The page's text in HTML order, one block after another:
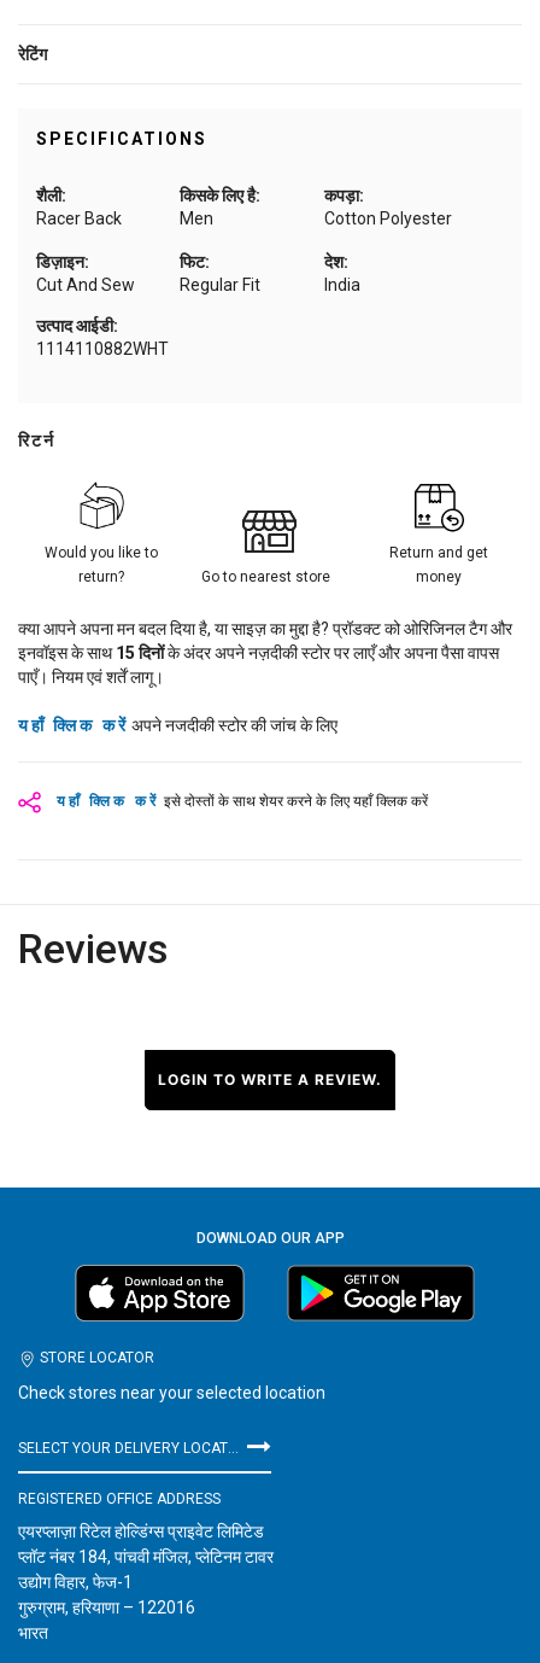
रेटिंग
SPECIFICATIONS
शैली:
Racer Back
किसके लिए है:
Men
कपड़ा:
Cotton Polyester
डिज़ाइन:
Cut And Sew
फिट:
Regular Fit
देश:
India
उत्पाद आईडी:
1114110882WHT
यहाँ क्लिक करें इसे दोस्तों के साथ शेयर करने के लिए यहाँ क्लिक करें
रिटर्न
Would you like to
return?
Go to nearest store
Return and get
money
क्या आपने अपना मन बदल दिया है, या साइज़ का मुद्दा है? प्रॉडक्ट को ओरिजिनल टैग और
इनवॉइस के साथ15 दिनोंके अंदर अपने नज़दीकी स्टोर पर लाएँ और अपना पैसा वापस
पाएँ। नियम एवं शर्तें लागू।
यहाँ क्लिक करें अपने नजदीकी स्टोर की जांच के लिए
Reviews
LOGIN TO WRITE A REVIEW.
DOWNLOAD OUR APP
STORE LOCATOR
Check stores near your selected location
REGISTERED OFFICE ADDRESS
एयरप्लाज़ा रिटेल होल्डिंग्स प्राइवेट लिमिटेड
प्लॉट नंबर 184, पांचवी मंजिल, प्लेटिनम टावर
उद्योग विहार, फेज-1
गुरुग्राम, हरियाणा – 122016
भारत